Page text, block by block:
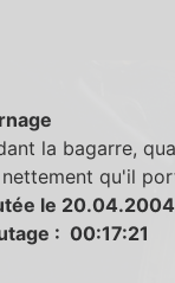
la bagarre,
qu'il
le 20.04.2004
: 00:17:21